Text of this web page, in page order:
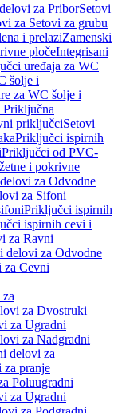
za PriborSetovi
za Setovi za grubu
i prelaziZamenski
pločeIntegrisani
uređaja za WC
šolje i
za WC šolje i
Priključna
priključciSetovi
Priključci ispirnih
Priključci od PVC-
i pokrivne
za Odvodne
za Sifoni
Priključci ispirnih
ispirnih cevi i
za Ravni
delovi za Odvodne
za Cevni
za Dvostruki
za Ugradni
za Nadgradni
delovi za
pranje
Poluugradni
za Ugradni